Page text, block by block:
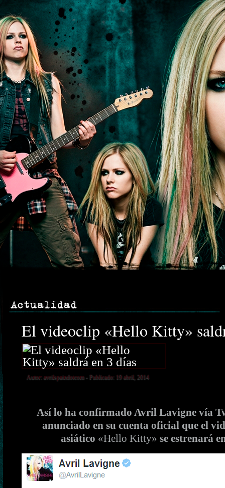
El videoclip «Hello Kitty»
Autor: avrilspaindotcom- Publicado: 19 abril, 2014
Así lo ha confirmado Avril Lavigne vía
anunciado en su cuenta oficial que el
asiático «Hello Kitty» se estrenará